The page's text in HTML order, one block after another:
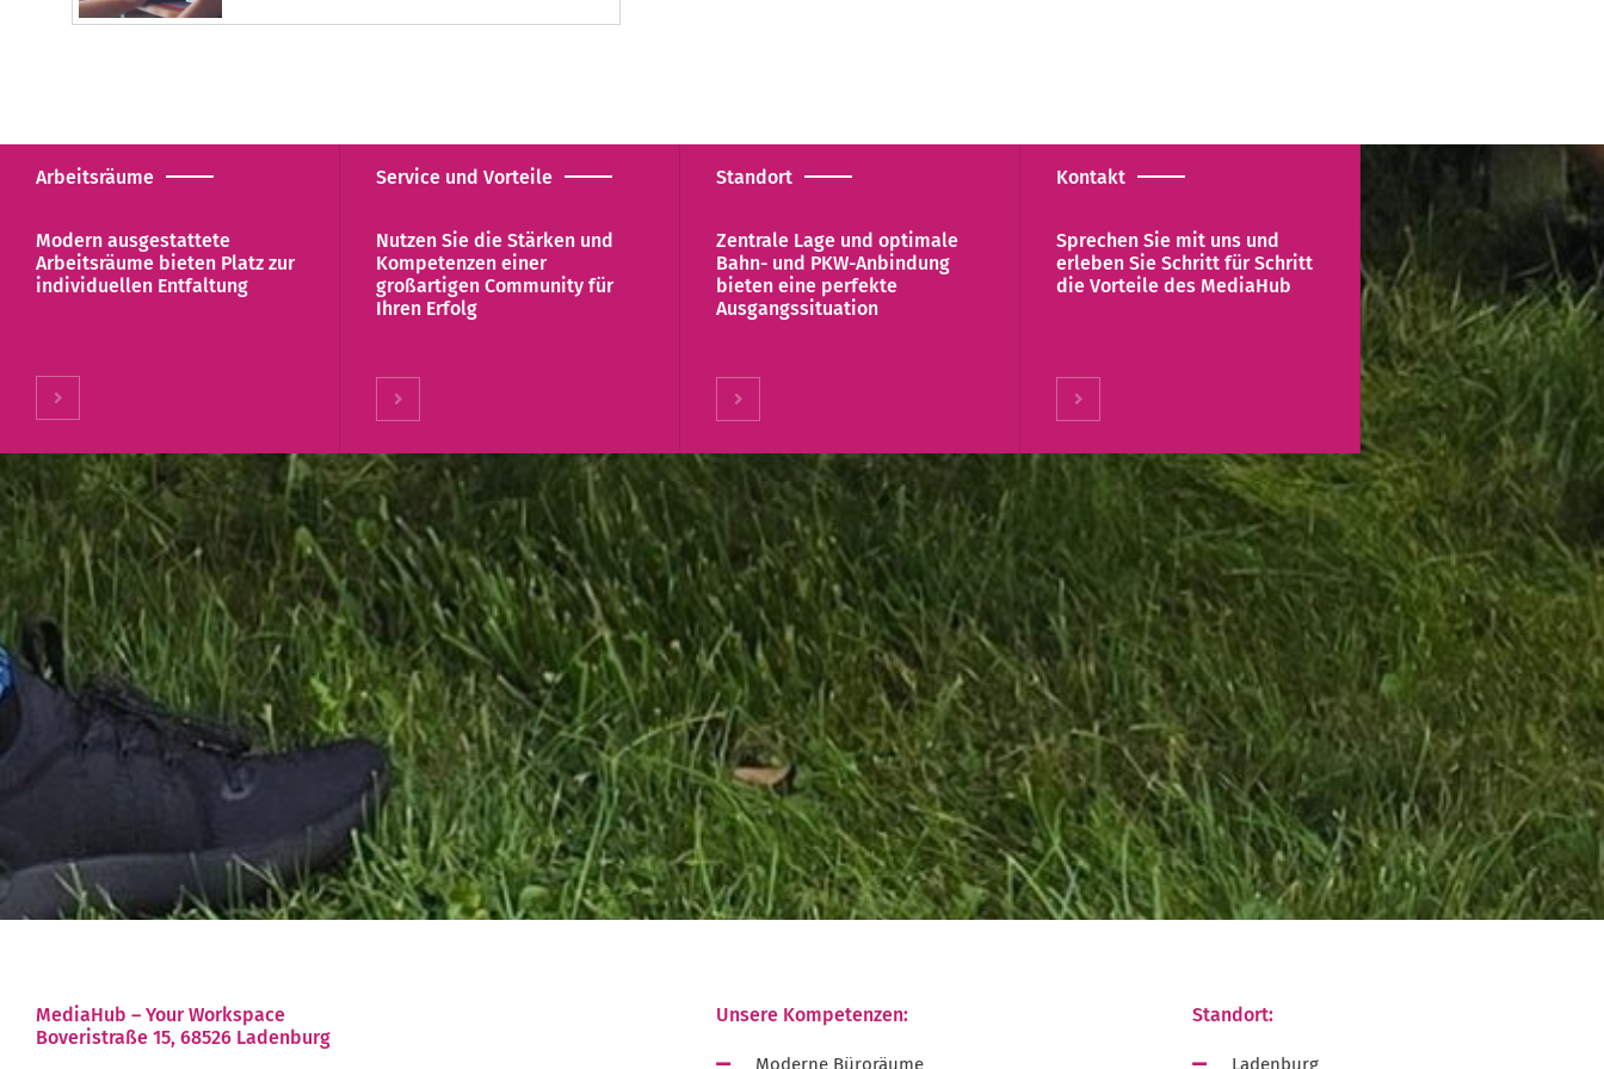
Arbeitsräume
Modern ausgestattete
Arbeitsräume bieten Platz zur
individuellen Entfaltung
Service und Vorteile
Nutzen Sie die Stärken und
Kompetenzen einer
großartigen Community für
Ihren Erfolg
Standort
Zentrale Lage und optimale
Bahn- und PKW-Anbindung
bieten eine perfekte
Ausgangssituation
Kontakt
Sprechen Sie mit uns und
erleben Sie Schritt für Schritt
die Vorteile des MediaHub
MediaHub – Your Workspace
Boveristraße 15, 68526 Ladenburg
Unsere Kompetenzen:
Moderne Büroräume
Standort:
Ladenburg